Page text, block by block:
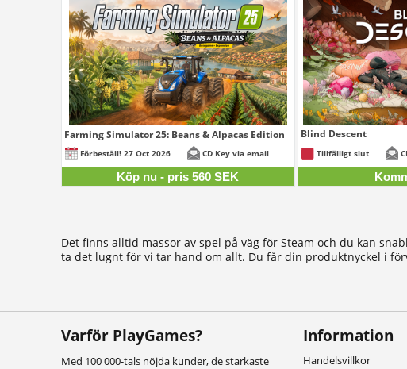
Farming Simulator 25: Beans & Alpacas Edition
560 SEK
Förbeställ! 27 Oct 2026 CD Key via email
Köp nu - pris 560 SEK
Blind Descent
Tillfälligt slut
Det finns alltid massor av spel på väg för Steam och du kan
ta det lugnt för vi tar hand om allt. Du får din produktnyckel i
Varför PlayGames?
Med 100 000-tals nöjda kunder, de starkaste
Information
Handelsvillkor